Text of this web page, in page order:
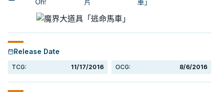
Oh!
片
車」
Release Date
TCG: 11/17/2016 OCG: 8/6/2016